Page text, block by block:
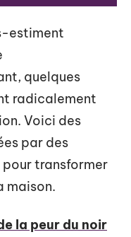
estiment
quelques
radicalement
Voici des
par des
pour transformer
maison.
la peur du noir